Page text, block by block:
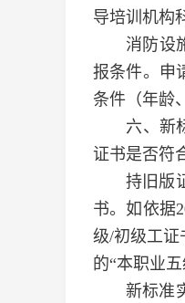
导培训机构
消防设施
报条件。申
条件（年龄
六、新标
证书是否符
持旧版证
书。如依据
级/初级工证
的“本职业
新标准实